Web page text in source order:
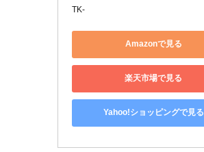
TK-
Amazonで見る
楽天市場で見る
Yahoo!ショッピングで見る